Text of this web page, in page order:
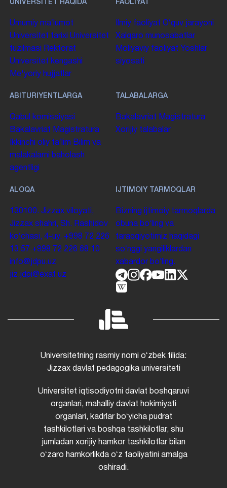
UNIVERSITET HAQIDA
Umumiy maʼlumot
Universitet tarixi Universitet
tuzilmasi
Rektorat
Universitet kengashi
Me'yoriy hujjatlar
FAOLIYAT
Ilmiy faoliyat Oʻquv jarayoni
Xalqaro munosabatlar
Moliyaviy faoliyat Yoshlar
siyosati
ABITURIYENTLARGA
Qabul komissiyasi
Bakalavriat Magistratura
Ikkinchi oliy taʼlim Bilim va
malakalarni baholash
agentligi
TALABALARGA
Bakalavriat Magistratura
Xorijiy talabalar
ALOQA
130100. Jizzax viloyati,
Jizzax shahri, Sh. Rashidov
koʻchasi, 4-uy. +998 72 226
13 57 +998 72 226 68 10
info@jdpu.uz
jiz.jdpi@exat.uz
IJTIMOIY TARMOQLAR
Bizning ijtimoiy tarmoqlarda
obuna boʻling va
taraqqiyotimiz haqidagi
soʻnggi yangiliklardan
xabardor boʻling.
Universitetning rasmiy nomi oʻzbek tilida:
Jizzax davlat pedagogika universiteti
Universitet iqtisodiyotni davlat boshqaruvi
organlari, mahalliy davlat hokimiyati
organlari, kadrlar boʻyicha pudrat
tashkilotlari va boshqa tashkilotlar, shu
jumladan xorijiy hamkor tashkilotlar bilan
oʻzaro hamkorlikda oʻz faoliyatini amalga
oshiradi.